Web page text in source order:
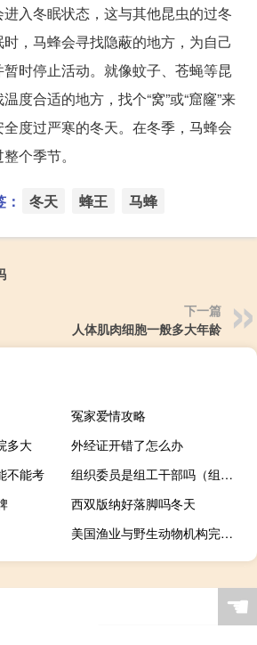
入冬眠状态，这与其他昆虫的过冬
，马蜂会寻找隐蔽的地方，为自己
时停止活动。就像蚊子、苍蝇等昆
度合适的地方，找个“窝”或“窟窿”来
度过严寒的冬天。在冬季，马蜂会
个季节。
冬天 蜂王 马蜂
下一篇
人体肌肉细胞一般多大年龄
冤家爱情攻略
多大
外经证开错了怎么办
不能考
组织委员是组工干部吗（组织员和组织委员的区别）
西双版纳好落脚吗冬天
美国渔业与野生动物机构完成对马斯克太空探索公司SpaceX的环境评估工作
☚